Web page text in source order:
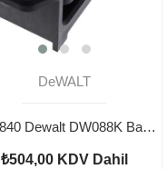
DeWALT
N147840 Dewalt DW088K Bağlantı Aparatı
₺504,00 KDV Dahil